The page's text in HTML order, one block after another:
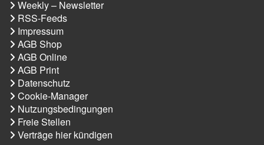
Weekly – Newsletter
RSS-Feeds
Impressum
AGB Shop
AGB Online
AGB Print
Datenschutz
Cookie-Manager
Nutzungsbedingungen
Freie Stellen
Verträge hier kündigen